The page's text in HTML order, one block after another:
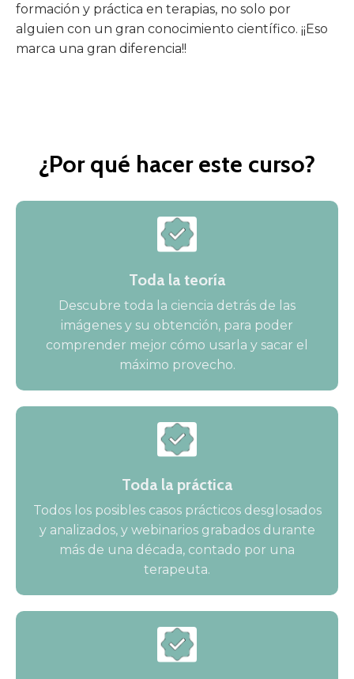
formación y práctica en terapias, no solo por
alguien con un gran conocimiento científico. ¡¡Eso
marca una gran diferencia!!
¿Por qué hacer este curso?
Toda la teoría
Descubre toda la ciencia detrás de las
imágenes y su obtención, para poder
comprender mejor cómo usarla y sacar el
máximo provecho.
Toda la práctica
Todos los posibles casos prácticos desglosados
y analizados, y webinarios grabados durante
más de una década, contado por una
terapeuta.